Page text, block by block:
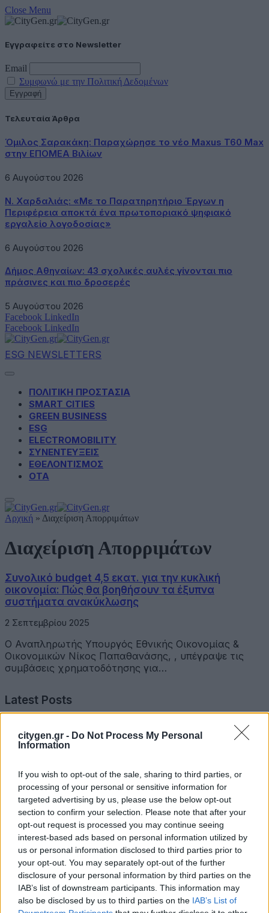
citygen.gr - Do Not Process My Personal
Information
If you wish to opt-out of the sale, sharing to third parties, or
processing of your personal or sensitive information for
targeted advertising by us, please use the below opt-out
section to confirm your selection. Please note that after your
opt-out request is processed you may continue seeing
interest-based ads based on personal information utilized by
us or personal information disclosed to third parties prior to
your opt-out. You may separately opt-out of the further
disclosure of your personal information by third parties on the
IAB’s list of downstream participants. This information may
also be disclosed by us to third parties on the IAB’s List of
Close Menu
Εγγραφείτε στο Newsletter
Email
Συμφωνώ με την Πολιτική Δεδομένων
Τελευταία Άρθρα
Όμιλος Σαρακάκη: Παραχώρησε το νέο Maxus T60 Max
στην ΕΠΟΜΕΑ Βιλίων
6 Αυγούστου 2026
Ν. Χαρδαλιάς: «Με το Παρατηρητήριο Έργων η
Περιφέρεια αποκτά ένα πρωτοποριακό ψηφιακό
εργαλείο λογοδοσίας»
6 Αυγούστου 2026
Δήμος Αθηναίων: 43 σχολικές αυλές γίνονται πιο
πράσινες και πιο δροσερές
5 Αυγούστου 2026
Facebook LinkedIn
Facebook LinkedIn
ESG NEWSLETTERS
ΠΟΛΙΤΙΚΗ ΠΡΟΣΤΑΣΙΑ
SMART CITIES
GREEN BUSINESS
ESG
ELECTROMOBILITY
ΣΥΝΕΝΤΕΥΞΕΙΣ
ΕΘΕΛΟΝΤΙΣΜΟΣ
ΟΤΑ
Αρχική » Διαχείριση Απορριμάτων
Διαχείριση Απορριμάτων
Συνολικό budget 4,5 εκατ. για την κυκλική
οικονομία: Πώς θα βοηθήσουν τα έξυπνα
συστήματα ανακύκλωσης
2 Σεπτεμβρίου 2025
Ο Αναπληρωτής Υπουργός Εθνικής Οικονομίας &
Οικονομικών Νίκος Παπαθανάσης, , υπέγραψε τις
συμβάσεις χρηματοδότησης για…
Latest Posts
Όμιλος Σαρακάκη: Παραχώρησε το νέο Maxus T60 Max
στην ΕΠΟΜΕΑ Βιλίων
Ν. Χαρδαλιάς: «Με το Παρατηρητήριο Έργων η
Περιφέρεια αποκτά ένα πρωτοποριακό ψηφιακό
εργαλείο λογοδοσίας»
6 Αυγούστου 2026
Δήμος Αθηναίων: 43 σχολικές αυλές γίνονται πιο
πράσινες και πιο δροσερές
5 Αυγούστου 2026